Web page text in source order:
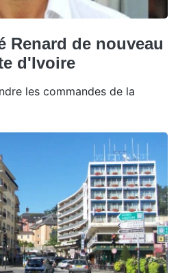
Renard de nouveau
d'Ivoire
les commandes de la